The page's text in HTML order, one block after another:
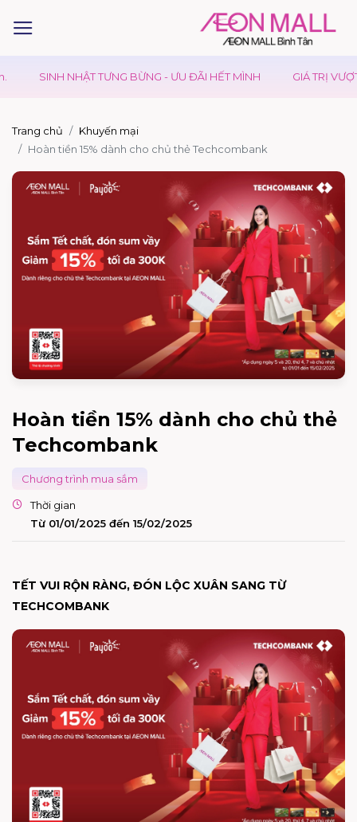
SINH NHẬT TƯNG BỪNG - ƯU ĐÃI HẾT MÌNH GIÁ TRỊ VƯỢT
Trang chủ
Khuyến mại
Hoàn tiền 15% dành cho chủ thẻ Techcombank
Hoàn tiền 15% dành cho chủ thẻ
Techcombank
Chương trình mua sắm
Thời gian
Từ 01/01/2025 đến 15/02/2025
TẾT VUI RỘN RÀNG, ĐÓN LỘC XUÂN SANG TỪ
TECHCOMBANK